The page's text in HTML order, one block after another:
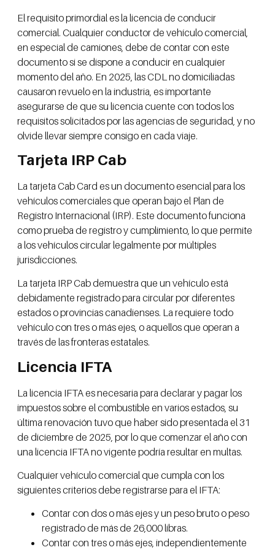
El requisito primordial es la licencia de conducir
comercial. Cualquier conductor de vehículo comercial,
en especial de camiones, debe de contar con este
documento si se dispone a conducir en cualquier
momento del año. En 2025, las CDL no domiciliadas
causaron revuelo en la industria, es importante
asegurarse de que su licencia cuente con todos los
requisitos solicitados por las agencias de seguridad, y no
olvide llevar siempre consigo en cada viaje.
Tarjeta IRP Cab
La tarjeta Cab Card es un documento esencial para los
vehículos comerciales que operan bajo el Plan de
Registro Internacional (IRP). Este documento funciona
como prueba de registro y cumplimiento, lo que permite
a los vehículos circular legalmente por múltiples
jurisdicciones.
La tarjeta IRP Cab demuestra que un vehículo está
debidamente registrado para circular por diferentes
estados o provincias canadienses. La requiere todo
vehículo con tres o más ejes, o aquellos que operan a
través de las fronteras estatales.
Licencia IFTA
La licencia IFTA es necesaria para declarar y pagar los
impuestos sobre el combustible en varios estados, su
última renovación tuvo que haber sido presentada el 31
de diciembre de 2025, por lo que comenzar el año con
una licencia IFTA no vigente podría resultar en multas.
Cualquier vehículo comercial que cumpla con los
siguientes criterios debe registrarse para el IFTA:
Contar con dos o más ejes y un peso bruto o peso
registrado de más de 26,000 libras.
Contar con tres o más ejes, independientemente